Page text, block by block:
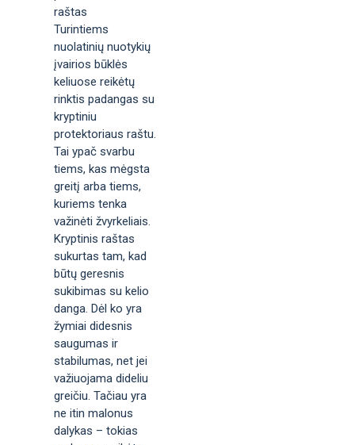
raštas
Turintiems
nuolatinių nuotykių
įvairios būklės
keliuose reikėtų
rinktis padangas su
kryptiniu
protektoriaus raštu.
Tai ypač svarbu
tiems, kas mėgsta
greitį arba tiems,
kuriems tenka
važinėti žvyrkeliais.
Kryptinis raštas
sukurtas tam, kad
būtų geresnis
sukibimas su kelio
danga. Dėl ko yra
žymiai didesnis
saugumas ir
stabilumas, net jei
važiuojama dideliu
greičiu. Tačiau yra
ne itin malonus
dalykas – tokias